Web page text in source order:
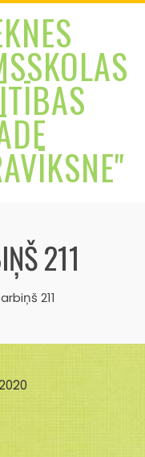
211
211